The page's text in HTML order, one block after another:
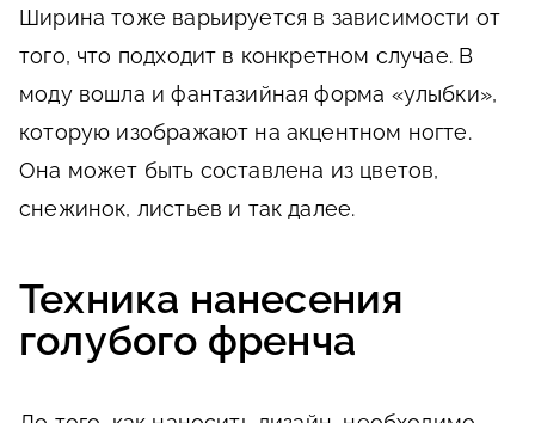
Ширина тоже варьируется в зависимости от
того, что подходит в конкретном случае. В
моду вошла и фантазийная форма «улыбки»,
которую изображают на акцентном ногте.
Она может быть составлена из цветов,
снежинок, листьев и так далее.
Техника нанесения
голубого френча